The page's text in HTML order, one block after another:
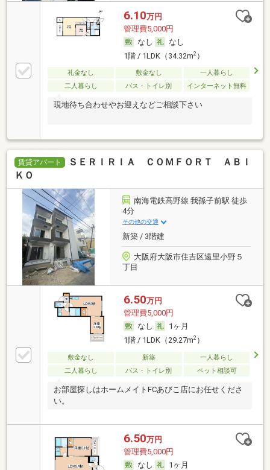
6.10万円
管理費5,000円
なし
なし
1階 / 1LDK（34.32m2）
礼金なし 敷金なし
一人暮らし
二人暮らし
バス・トイレ別 インターネット無料
現地待ち合わせやお迎えなどご相談下さい
賃貸アパート
ＳＥＲＩＲＩＡ ＣＯＭＦＯＲＴ ＡＢＩ
ＫＯ
南海電鉄高野線 我孫子前駅 徒歩
4分
その他の交通
新築 / 3階建
大阪府大阪市住吉区遠里小野５
丁目
6.50万円
管理費5,000円
なし
1ヶ月
1階 / 1LDK（29.27m2）
敷金なし 新築
一人暮らし
二人暮らし
バス・トイレ別 ペット相談可
お部屋探しはホームメイトFCあびこ店にお任せくださ
い。
6.50万円
管理費5,000円
なし
1ヶ月